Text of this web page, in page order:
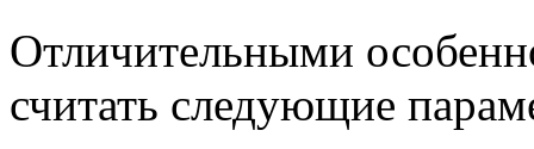
Отличительными
считать следующие